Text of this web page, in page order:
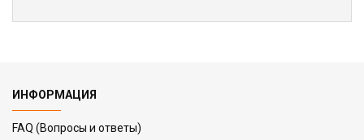
ИНФОРМАЦИЯ
FAQ (Вопросы и ответы)